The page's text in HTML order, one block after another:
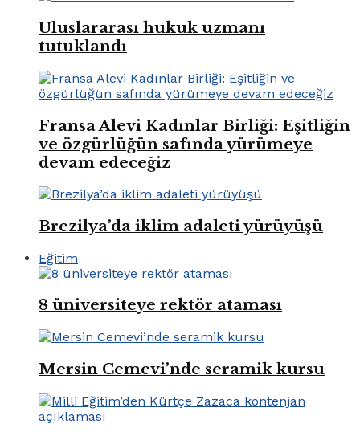
Uluslararası hukuk uzmanı
tutuklandı
Fransa Alevi Kadınlar Birliği: Eşitliğin
ve özgürlüğün safında yürümeye
devam edeceğiz
Brezilya’da iklim adaleti yürüyüşü
Eğitim
8 üniversiteye rektör ataması
Mersin Cemevi’nde seramik kursu